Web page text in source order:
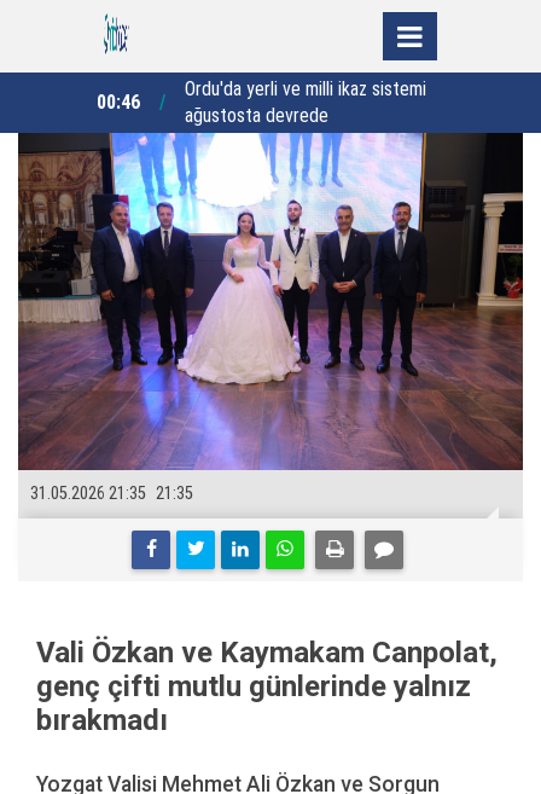
23:38
Rize’de 50 öğrenci kapasiteli yatılı
kız Kur’an Kursu için imzalar atıldı
21:35
31.05.2026 21:35
Vali Özkan ve Kaymakam Canpolat,
genç çifti mutlu günlerinde yalnız
bırakmadı
Yozgat Valisi Mehmet Ali Özkan ve Sorgun